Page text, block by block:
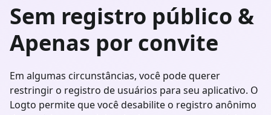
Sem registro público &
Apenas por convite
Em algumas circunstâncias, você pode querer
restringir o registro de usuários para seu aplicativo. O
Logto permite que você desabilite o registro anônimo